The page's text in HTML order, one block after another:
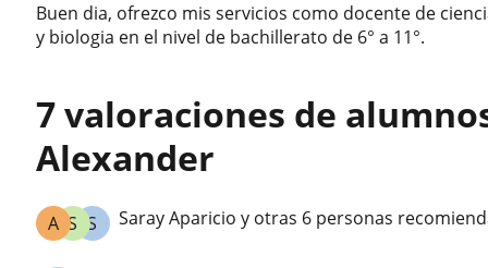
Buen dia, ofrezco mis servicios como docente de
y biologia en el nivel de bachillerato de 6° a 11°.
7 valoraciones de
Alexander
S
S
A Saray Aparicio y otras 6 personas